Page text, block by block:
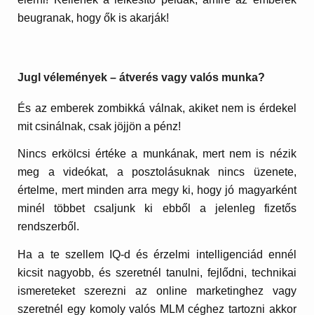
beugranak, hogy ők is akarják!
Jugl vélemények – átverés vagy valós munka?
És az emberek zombikká válnak, akiket nem is érdekel
mit csinálnak, csak jöjjön a pénz!
Nincs erkölcsi értéke a munkának, mert nem is nézik
meg a videókat, a posztolásuknak nincs üzenete,
értelme, mert minden arra megy ki, hogy jó magyarként
minél többet csaljunk ki ebből a jelenleg fizetős
rendszerből.
Ha a te szellem IQ-d és érzelmi intelligenciád ennél
kicsit nagyobb, és szeretnél tanulni, fejlődni, technikai
ismereteket szerezni az online marketinghez vagy
szeretnél egy komoly valós MLM céghez tartozni akkor